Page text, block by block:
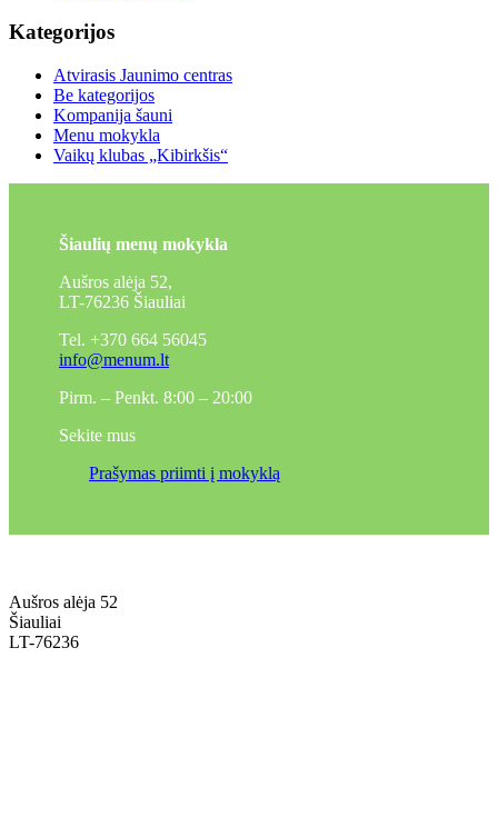
Kategorijos
Atvirasis Jaunimo centras
Be kategorijos
Kompanija šauni
Menu mokykla
Vaikų klubas „Kibirkšis“
Šiaulių menų mokykla
Aušros alėja 52,
LT-76236 Šiauliai
Tel. +370 664 56045
info@menum.lt
Pirm. – Penkt. 8:00 – 20:00
Sekite mus
Prašymas priimti į mokyklą
Aušros alėja 52
Šiauliai
LT-76236